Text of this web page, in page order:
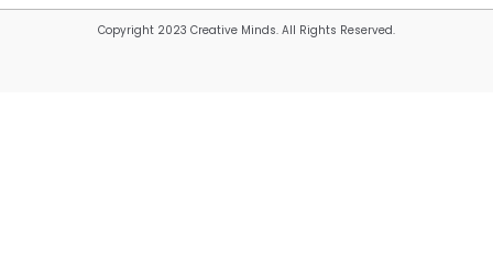
Copyright 2023 Creative Minds. All Rights Reserved.